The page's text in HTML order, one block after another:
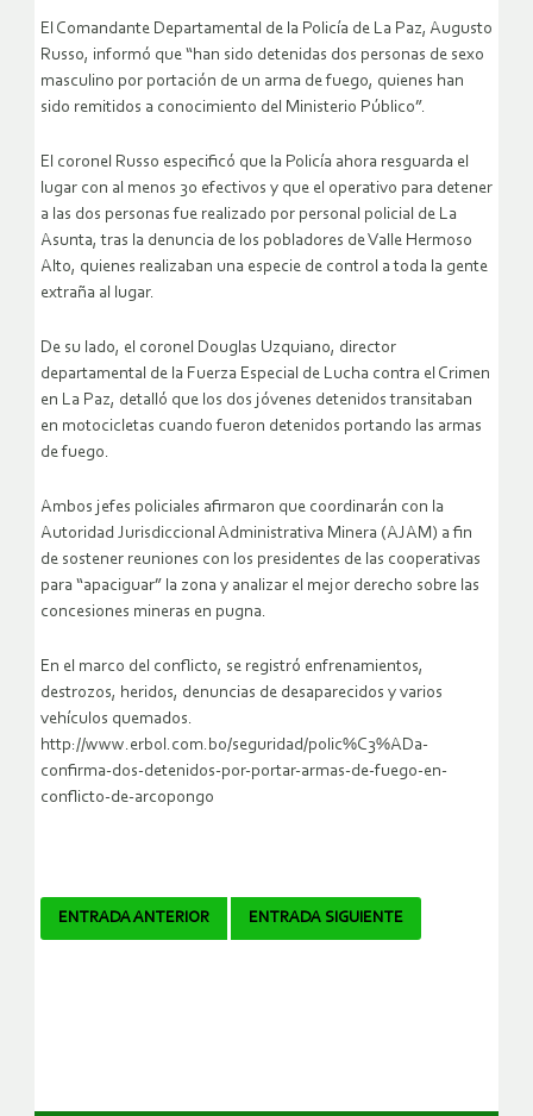
El Comandante Departamental de la Policía de La Paz, Augusto
Russo, informó que “han sido detenidas dos personas de sexo
masculino por portación de un arma de fuego, quienes han
sido remitidos a conocimiento del Ministerio Público”.
El coronel Russo especificó que la Policía ahora resguarda el
lugar con al menos 30 efectivos y que el operativo para detener
a las dos personas fue realizado por personal policial de La
Asunta, tras la denuncia de los pobladores de Valle Hermoso
Alto, quienes realizaban una especie de control a toda la gente
extraña al lugar.
De su lado, el coronel Douglas Uzquiano, director
departamental de la Fuerza Especial de Lucha contra el Crimen
en La Paz, detalló que los dos jóvenes detenidos transitaban
en motocicletas cuando fueron detenidos portando las armas
de fuego.
Ambos jefes policiales afirmaron que coordinarán con la
Autoridad Jurisdiccional Administrativa Minera (AJAM) a fin
de sostener reuniones con los presidentes de las cooperativas
para “apaciguar” la zona y analizar el mejor derecho sobre las
concesiones mineras en pugna.
En el marco del conflicto, se registró enfrenamientos,
destrozos, heridos, denuncias de desaparecidos y varios
vehículos quemados.
http://www.erbol.com.bo/seguridad/polic%C3%ADa-
confirma-dos-detenidos-por-portar-armas-de-fuego-en-
conflicto-de-arcopongo
Navegador
ENTRADA ANTERIOR ENTRADA SIGUIENTE